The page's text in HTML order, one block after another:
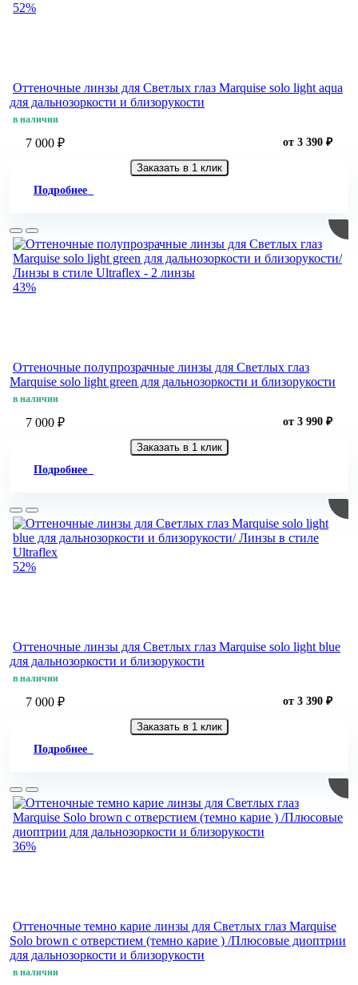
52%
Оттеночные линзы для Светлых глаз Marquise solo light aqua
для дальнозоркости и близорукости
в наличии
7 000 ₽ от 3 390 ₽
Заказать в 1 клик
Подробнее
43%
Оттеночные полупрозрачные линзы для Светлых глаз
Marquise solo light green для дальнозоркости и близорукости
в наличии
7 000 ₽ от 3 990 ₽
Заказать в 1 клик
Подробнее
52%
Оттеночные линзы для Светлых глаз Marquise solo light blue
для дальнозоркости и близорукости
в наличии
7 000 ₽ от 3 390 ₽
Заказать в 1 клик
Подробнее
36%
Оттеночные темно карие линзы для Светлых глаз Marquise
Solo brown с отверстием (темно карие ) /Плюсовые диоптрии
для дальнозоркости и близорукости
в наличии